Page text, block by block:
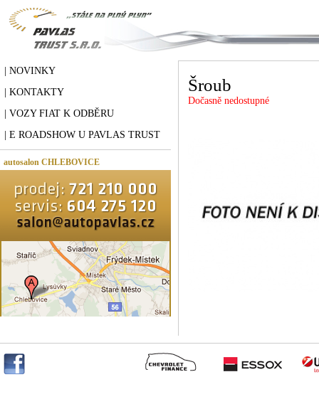
| NOVINKY
| KONTAKTY
| VOZY FIAT K ODBĚRU
| E ROADSHOW U PAVLAS TRUST
autosalon CHLEBOVICE
Šroub
Dočasně nedostupné